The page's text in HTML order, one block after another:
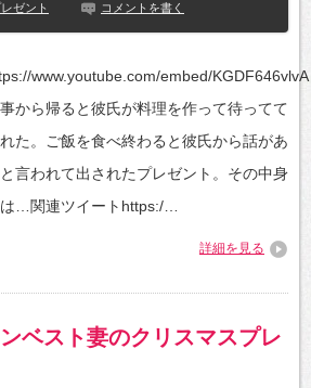
ゼント
コメントを書く
www.youtube.com/embed/KGDF646vlvA
から帰ると彼氏が料理を作って待ってて
れた。ご飯を食べ終わると彼氏から話があ
言われて出されたプレゼント。その中身
…関連ツイートhttps:/…
詳細を見る
ベスト妻のクリスマスプレ